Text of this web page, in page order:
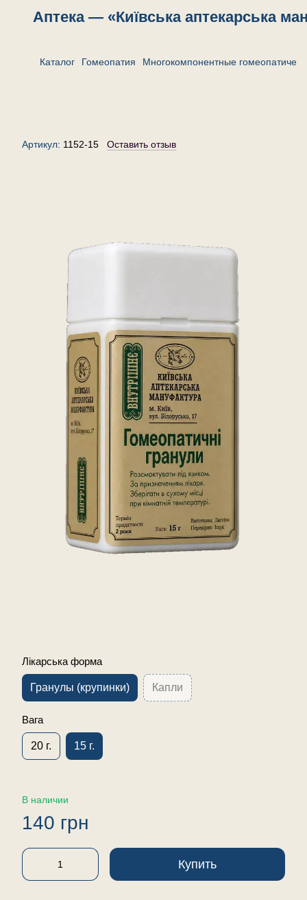
Аптека — «Київська аптекарська
Каталог Гомеопатия Многокомпонентные
Артикул: 1152-15 Оставить отзыв
Лікарська форма
Гранулы (крупинки) Капли
Вага
20 г. 15 г.
В наличии
140 грн
Купить